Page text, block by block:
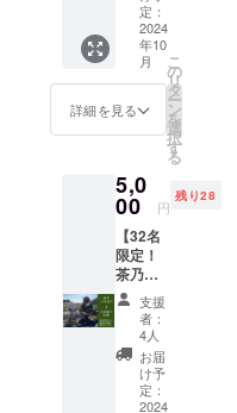
オリジ
ナル
ティー
バッグ
（紅茶&
ウーロ
ン茶）
年間
（裏面
記載）
・その
他の商
品は製
造から
約1年間
（裏面
記載）
保存方
法 ・直
ださい
※商品は
一度に
まとめ
てお届
けしま
島・一
部地域
への発
送はで
きかね
ます。
ご了承
くださ
い。
※20歳未
満の者
による
12本 ・
オリジ
ナル前
掛け 賞
味期限
・製造
記載）
保存方
法 ※商
品は一
度にま
とめて
お届け
しま
す。 ※
オリジ
ナル前
掛けは4
場見学
&ヨガ
レッス
・碾茶
工場見
学（30
分） ・
プロテ
イン試
飲会
（30
分） ・
ヨガ
レッス
ン（60
分） 日
時 ・
2024年
10月2週
定：
2024
年10
月
詳細を見る
こ
の
リ
タ
ー
ン
を
選
択
す
る
5,0
00 円
残り28
【32名
限定！
茶乃美
プロテ
イン試
飲会付
き！】
碾茶工
場見学
&お茶植
支援
者：
4人
お届
け予
定：
2024